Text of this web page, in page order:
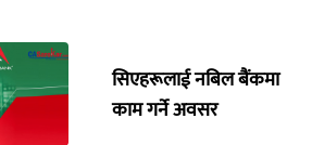
सिएहरूलाई नबिल बैंकमा
काम गर्ने अवसर